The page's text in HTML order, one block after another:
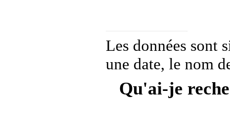
Les données sont
une date, le nom
Qu'ai-je